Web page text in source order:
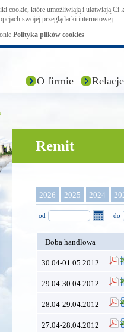
cookie, które umożliwiają i ułatwiają Ci
swojej przeglądarki internetowej.
Polityka plików cookies
O firmie
Remit
2026 2025 2024
od do
Doba handlowa
30.04-01.05.2012
29.04-30.04.2012
28.04-29.04.2012
27.04-28.04.2012